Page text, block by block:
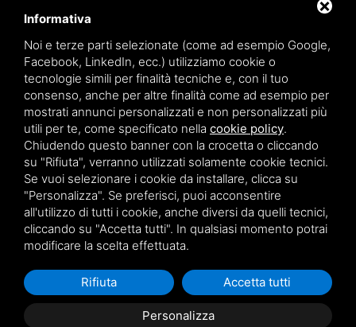
REA 174484
Invim Investimenti Immobiliari© 2026 All Rights Reserved.
Privacy policy - Sitemap
Informativa
Noi e terze parti selezionate (come ad esempio Google,
Facebook, LinkedIn, ecc.) utilizziamo cookie o
tecnologie simili per finalità tecniche e, con il tuo
consenso, anche per altre finalità come ad esempio per
mostrati annunci personalizzati e non personalizzati più
utili per te, come specificato nella cookie policy.
Chiudendo questo banner con la crocetta o cliccando
su "Rifiuta", verranno utilizzati solamente cookie tecnici.
Se vuoi selezionare i cookie da installare, clicca su
"Personalizza". Se preferisci, puoi acconsentire
all'utilizzo di tutti i cookie, anche diversi da quelli tecnici,
cliccando su "Accetta tutti". In qualsiasi momento potrai
modificare la scelta effettuata.
Personalizza
Rifiuta Accetta tutti